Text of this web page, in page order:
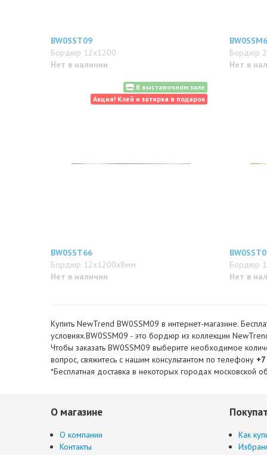
BW0SST09
Бордюр 12x1200
Нет в наличии
Бордюр
Нет в
В выставочном зале
Акция! Клей и затирка в подарок
BW0SST66
Бордюр 12x1200x8мм
Нет в наличии
Бордюр
Нет в
Купить NewTrend BW0SSM09 в интернет-магазине.
условиях.BW0SSM09 - это бордюр из коллекции
Чтобы заказать BW0SSM09 выберите необходимое
вопрос, свяжитесь с нашим консультантом по телефону
*Бесплатная доставка в некоторых городах московской
О магазине
О компании
Контакты
Как